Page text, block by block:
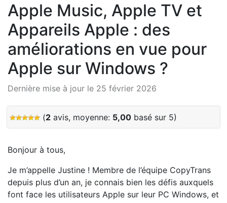
Apple Music, Apple TV et
Appareils Apple : des
améliorations en vue pour
Apple sur Windows ?
Dernière mise à jour le 25 février 2026
(2 avis, moyenne: 5,00 basé sur 5)
Bonjour à tous,
Je m’appelle Justine ! Membre de l’équipe CopyTrans
depuis plus d’un an, je connais bien les défis auxquels
font face les utilisateurs Apple sur leur PC Windows, et